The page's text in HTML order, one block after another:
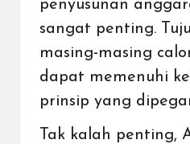
penyusunan
sangat penting.
masing-masing
dapat memenuhi
prinsip yang
Tak kalah penting,